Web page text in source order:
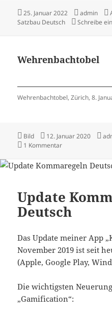
Veröffentlicht
am
25. Januar 2022 Autor
admin
Satzbau Deutsch
Schreibe
Wehrenbachtobel
Wehrenbachtobel, Zürich, 8.
Format
Bild
Veröffentlicht
am
12. Januar 2020
1 Kommentarzu
Update
Deutsch
Das Update meiner App
November 2019 ist seit
(Apple, Google Play,
Die wichtigsten
„Gamification“: